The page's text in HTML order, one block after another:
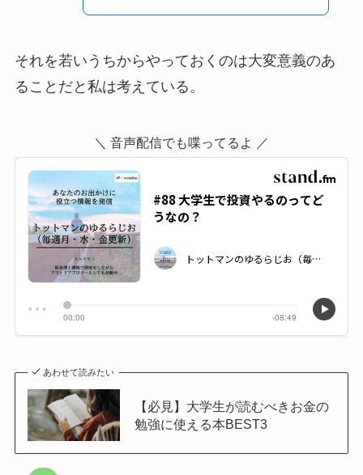
それを若いうちからやっておくのは大変意義のあ
ることだと私は考えている。
＼ 音声配信でも喋ってるよ ／
あわせて読みたい
【必見】大学生が読むべきお金の
勉強に使える本BEST3